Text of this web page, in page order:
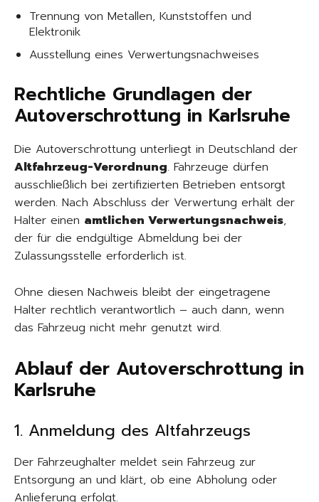
Trennung von Metallen, Kunststoffen und
Elektronik
Ausstellung eines Verwertungsnachweises
Rechtliche Grundlagen der
Autoverschrottung in Karlsruhe
Die Autoverschrottung unterliegt in Deutschland der
Altfahrzeug-Verordnung. Fahrzeuge dürfen
ausschließlich bei zertifizierten Betrieben entsorgt
werden. Nach Abschluss der Verwertung erhält der
Halter einen amtlichen Verwertungsnachweis,
der für die endgültige Abmeldung bei der
Zulassungsstelle erforderlich ist.
Ohne diesen Nachweis bleibt der eingetragene
Halter rechtlich verantwortlich – auch dann, wenn
das Fahrzeug nicht mehr genutzt wird.
Ablauf der Autoverschrottung in
Karlsruhe
1. Anmeldung des Altfahrzeugs
Der Fahrzeughalter meldet sein Fahrzeug zur
Entsorgung an und klärt, ob eine Abholung oder
Anlieferung erfolgt.